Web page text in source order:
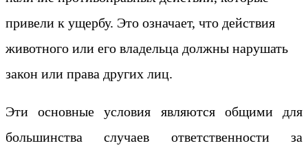
привели к ущербу. Это означает, что действия
животного или его владельца должны нарушать
закон или права других лиц.
Эти основные условия являются общими для
большинства случаев ответственности за